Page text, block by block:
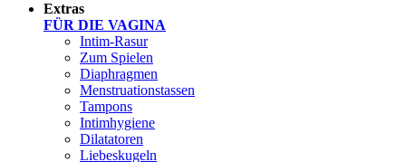
Extras
FÜR DIE VAGINA
Intim-Rasur
Zum Spielen
Diaphragmen
Menstruationstassen
Tampons
Intimhygiene
Dilatatoren
Liebeskugeln